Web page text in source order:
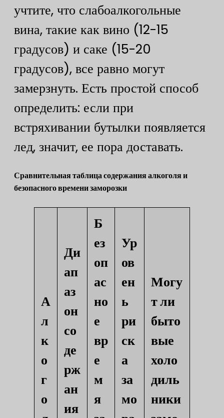
учтите, что слабоалкогольные
вина, такие как вино (12-15
градусов) и саке (15-20
градусов), все равно могут
замерзнуть. Есть простой способ
определить: если при
встряхивании бутылки появляется
лед, значит, ее пора доставать.
Сравнительная таблица содержания алкоголя и
безопасного времени заморозки
А
л
к
о
г
о
Ди
ап
аз
он
со
де
рж
ан
ия
Б
ез
оп
ас
но
е
вр
е
м
я
Ур
ов
ен
ь
ри
ск
а
за
мо
Могу
т ли
быто
вые
холо
диль
ники